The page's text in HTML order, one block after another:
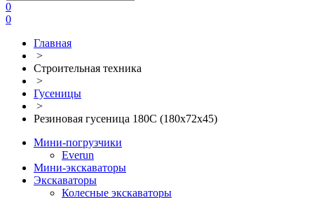
0
0
Главная
>
Строительная техника
>
Гусеницы
>
Резиновая гусеница 180С (180х72х45)
Мини-погрузчики
Everun
Мини-экскаваторы
Экскаваторы
Колесные экскаваторы